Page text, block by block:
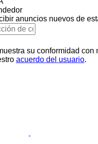
anuncios nuevos de
su conformidad con
acuerdo del usuario.